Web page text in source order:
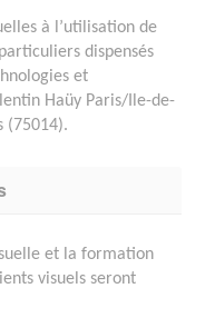
à l’utilisation de
dispensés
et
Haüy Paris/Ile-de-
(75014).
et la formation
visuels seront